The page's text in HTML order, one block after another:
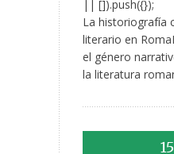
|| []).push({});
La historiografía
literario en
el género
la literatura
15